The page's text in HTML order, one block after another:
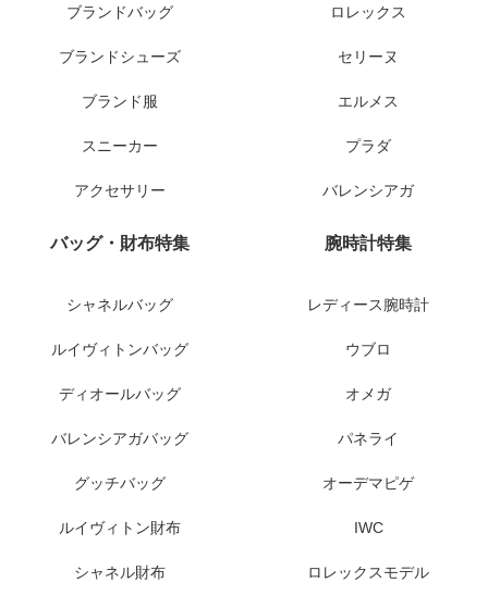
ブランドバッグ
ブランドシューズ
ブランド服
スニーカー
アクセサリー
ロレックス
セリーヌ
エルメス
プラダ
バレンシアガ
バッグ・財布特集
シャネルバッグ
ルイヴィトンバッグ
ディオールバッグ
バレンシアガバッグ
グッチバッグ
ルイヴィトン財布
シャネル財布
腕時計特集
レディース腕時計
ウブロ
オメガ
パネライ
オーデマピゲ
IWC
ロレックスモデル